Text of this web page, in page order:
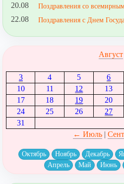
20.08 Поздравления со
22.08 Поздравления с Днем
Август
3
4 5 6
10
11 12 13
17
18 19 20
24
25 26 27
31
← Июль|
Октябрь Ноябрь Декабрь
Апрель
Май Июнь